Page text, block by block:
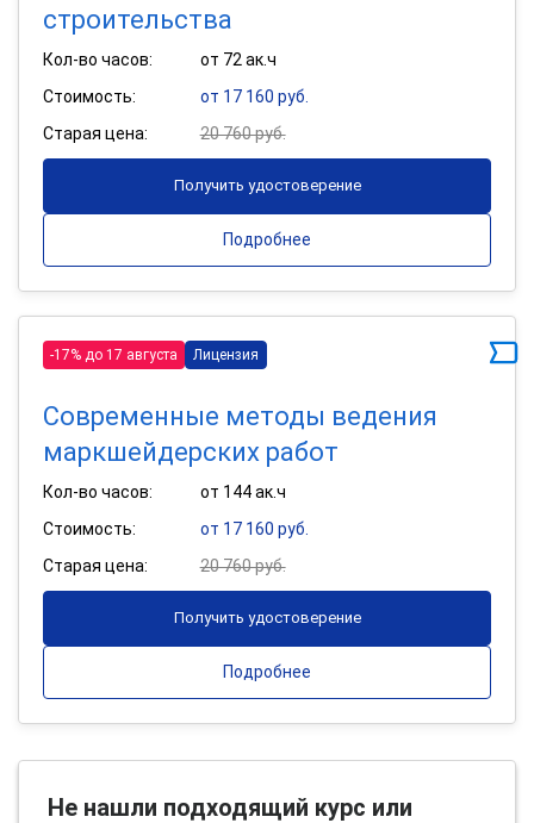
строительства
Кол-во часов:
от 72 ак.ч
Стоимость:
от 17 160 руб.
Старая цена:
20 760 руб.
Получить удостоверение
Подробнее
-17% до 17 августа Лицензия
Современные методы ведения
маркшейдерских работ
Кол-во часов:
от 144 ак.ч
Стоимость:
от 17 160 руб.
Старая цена:
20 760 руб.
Получить удостоверение
Подробнее
Не нашли подходящий курс или